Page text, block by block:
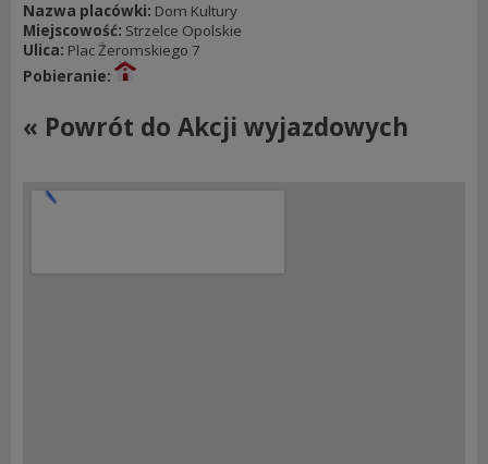
Nazwa placówki: Dom Kultury
Miejscowość: Strzelce Opolskie
Ulica: Plac Żeromskiego 7
Pobieranie:
« Powrót do Akcji wyjazdowych